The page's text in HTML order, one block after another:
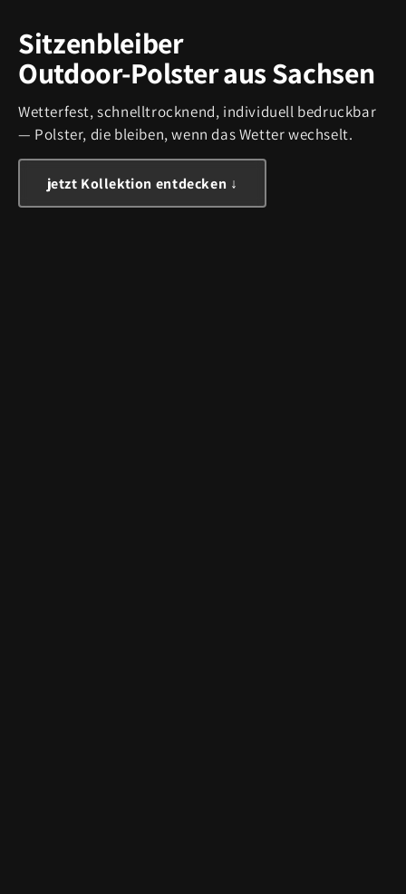
Sitzenbleiber
Outdoor-Polster aus Sachsen
Wetterfest, schnelltrocknend, individuell bedruckbar
— Polster, die bleiben, wenn das Wetter wechselt.
jetzt Kollektion entdecken ↓